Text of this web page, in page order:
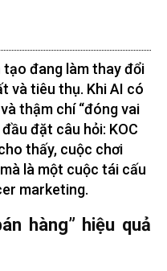
tạo đang làm thay đổi
và tiêu thụ. Khi AI có
thậm chí “đóng vai
đặt câu hỏi: KOC
thấy, cuộc chơi
là một cuộc tái cấu
marketing.
hàng” hiệu quả